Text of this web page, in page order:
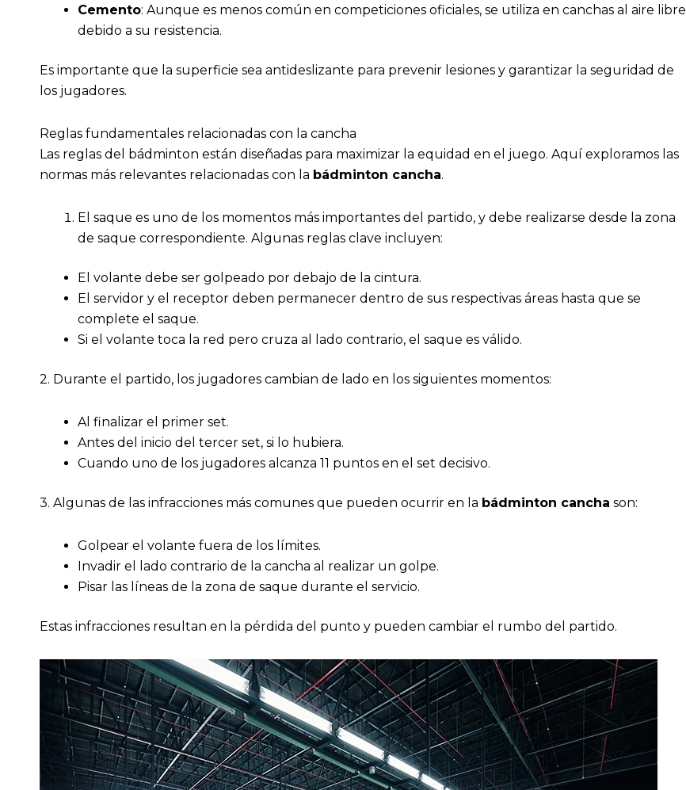
Cemento: Aunque es menos común en competiciones oficiales, se utiliza en canchas al aire libre
debido a su resistencia.
Es importante que la superficie sea antideslizante para prevenir lesiones y garantizar la seguridad de
los jugadores.
Reglas fundamentales relacionadas con la cancha
Las reglas del bádminton están diseñadas para maximizar la equidad en el juego. Aquí exploramos las
normas más relevantes relacionadas con la bádminton cancha.
El saque es uno de los momentos más importantes del partido, y debe realizarse desde la zona
de saque correspondiente. Algunas reglas clave incluyen:
El volante debe ser golpeado por debajo de la cintura.
El servidor y el receptor deben permanecer dentro de sus respectivas áreas hasta que se
complete el saque.
Si el volante toca la red pero cruza al lado contrario, el saque es válido.
2. Durante el partido, los jugadores cambian de lado en los siguientes momentos:
Al finalizar el primer set.
Antes del inicio del tercer set, si lo hubiera.
Cuando uno de los jugadores alcanza 11 puntos en el set decisivo.
3. Algunas de las infracciones más comunes que pueden ocurrir en la bádminton cancha son:
Golpear el volante fuera de los límites.
Invadir el lado contrario de la cancha al realizar un golpe.
Pisar las líneas de la zona de saque durante el servicio.
Estas infracciones resultan en la pérdida del punto y pueden cambiar el rumbo del partido.